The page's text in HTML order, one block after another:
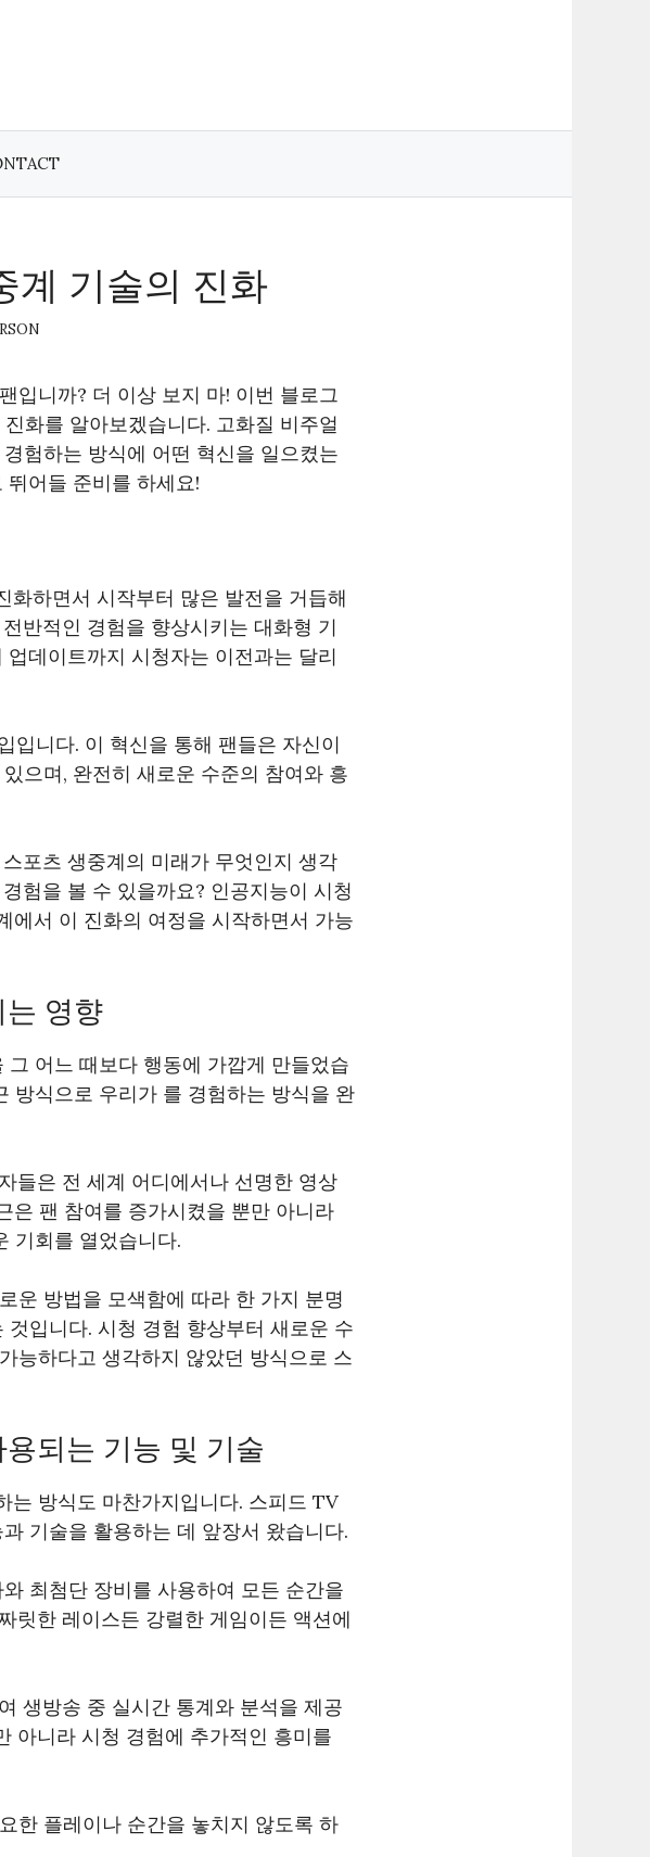
계 기술의 진화
입니까? 더 이상 보지 마! 이번 블로그
화를 알아보겠습니다. 고화질 비주얼
험하는 방식에 어떤 혁신을 일으켰는
어들 준비를 하세요!
하면서 시작부터 많은 발전을 거듭해
반적인 경험을 향상시키는 대화형 기
데이트까지 시청자는 이전과는 달리
입니다. 이 혁신을 통해 팬들은 자신이
으며, 완전히 새로운 수준의 참여와 흥
포츠 생중계의 미래가 무엇인지 생각
험을 볼 수 있을까요? 인공지능이 시청
에서 이 진화의 여정을 시작하면서 가능
는 영향
어느 때보다 행동에 가깝게 만들었습
방식으로 우리가 를 경험하는 방식을 완
들은 전 세계 어디에서나 선명한 영상
은 팬 참여를 증가시켰을 뿐만 아니라
기회를 열었습니다.
운 방법을 모색함에 따라 한 가지 분명
입니다. 시청 경험 향상부터 새로운 수
능하다고 생각하지 않았던 방식으로 스
되는 기능 및 기술
는 방식도 마찬가지입니다. 스피드 TV
기술을 활용하는 데 앞장서 왔습니다.
최첨단 장비를 사용하여 모든 순간을
릿한 레이스든 강렬한 게임이든 액션에
생방송 중 실시간 통계와 분석을 제공
아니라 시청 경험에 추가적인 흥미를
한 플레이나 순간을 놓치지 않도록 하